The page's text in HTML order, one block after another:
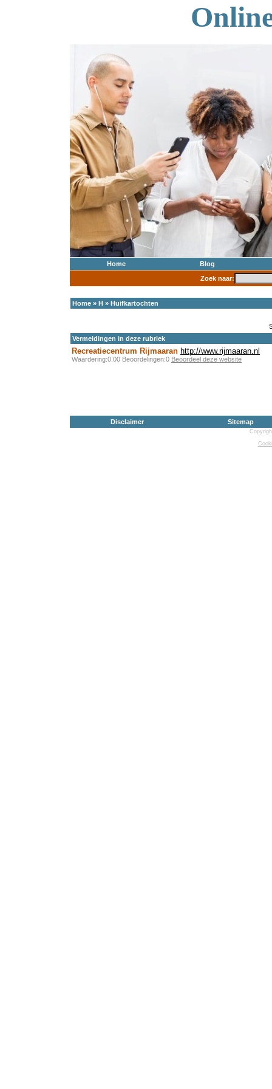
Home
Blog
Zoek naar:
Home » H » Huifkartochten
Vermeldingen in deze rubriek
Recreatiecentrum Rijmaaran http://www.rijmaaran.nl
Waardering:0.00 Beoordelingen:0 Beoordeel deze website
Disclaimer Sitemap